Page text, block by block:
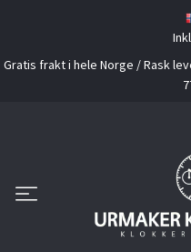
Gratis frakt i hele Norge / Rask